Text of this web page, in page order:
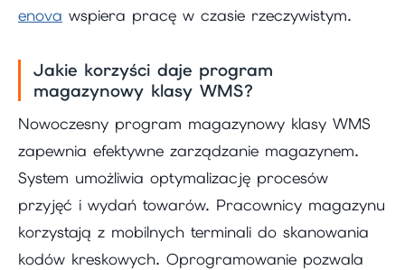
enova wspiera pracę w czasie rzeczywistym.
Jakie korzyści daje program
magazynowy klasy WMS?
Nowoczesny program magazynowy klasy WMS
zapewnia efektywne zarządzanie magazynem.
System umożliwia optymalizację procesów
przyjęć i wydań towarów. Pracownicy magazynu
korzystają z mobilnych terminali do skanowania
kodów kreskowych. Oprogramowanie pozwala